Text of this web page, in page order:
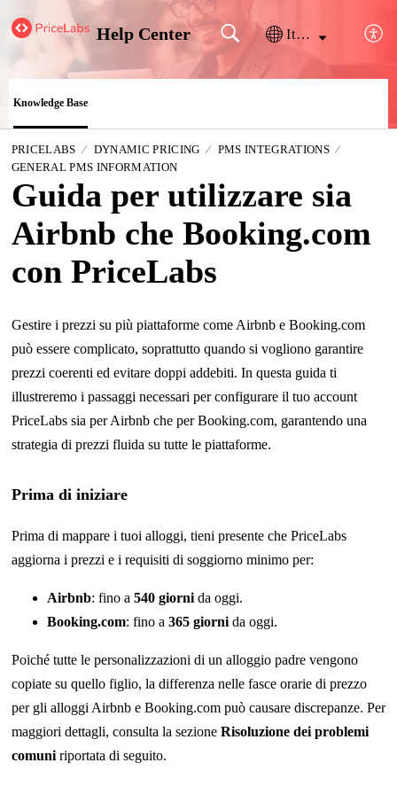
Help Center Italiano
Knowledge Base
PRICELABS DYNAMIC PRICING
PMS INTEGRATIONS
GENERAL PMS INFORMATION
Guida per utilizzare sia
Airbnb che Booking.com
con PriceLabs
Gestire i prezzi su più piattaforme come Airbnb e Booking.com
può essere complicato, soprattutto quando si vogliono garantire
prezzi coerenti ed evitare doppi addebiti. In questa guida ti
illustreremo i passaggi necessari per configurare il tuo account
PriceLabs sia per Airbnb che per Booking.com, garantendo una
strategia di prezzi fluida su tutte le piattaforme.
Prima di iniziare
Prima di mappare i tuoi alloggi, tieni presente che PriceLabs
aggiorna i prezzi e i requisiti di soggiorno minimo per:
Airbnb: fino a 540 giornida oggi.
Booking.com: fino a 365 giornida oggi.
Poiché tutte le personalizzazioni di un alloggio padre vengono
copiate su quello figlio, la differenza nelle fasce orarie di prezzo
per gli alloggi Airbnb e Booking.com può causare discrepanze. Per
maggiori dettagli, consulta la sezione Risoluzione dei problemi
comuniriportata di seguito.